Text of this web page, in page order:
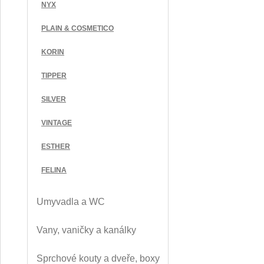
NYX
PLAIN & COSMETICO
KORIN
TIPPER
SILVER
VINTAGE
ESTHER
FELINA
Umyvadla a WC
Vany, vaničky a kanálky
Sprchové kouty a dveře, boxy